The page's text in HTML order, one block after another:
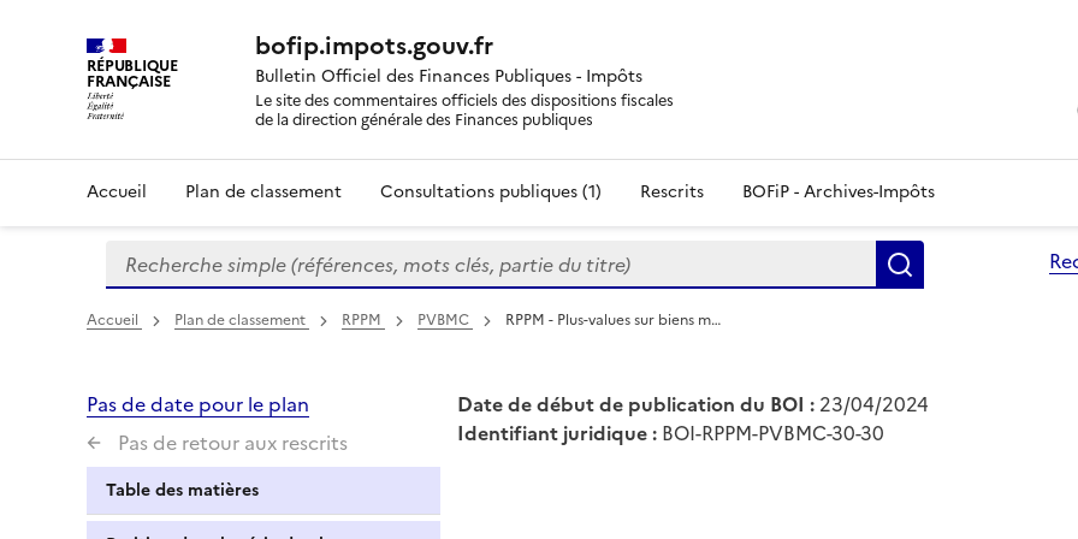
RÉPUBLIQUE
FRANÇAISE
bofip.impots.gouv.fr
Bulletin Officiel des Finances Publiques - Impôts
Le site des commentaires officiels des dispositions fiscales
de la direction générale des Finances publiques
Accueil Plan de classement Consultations publiques (1) Rescrits BOFiP - Archives-Impôts
Formulaire
de
recherche
Recherche simple (références, mots clés, partie du titre)
Accueil Plan de classement RPPM PVBMC RPPM - Plus-values sur biens m…
Pas de date pour le plan
Pas de retour aux rescrits
Table des matières
Date de début de publication du BOI : 23/04/2024
Identifiant juridique : BOI-RPPM-PVBMC-30-30